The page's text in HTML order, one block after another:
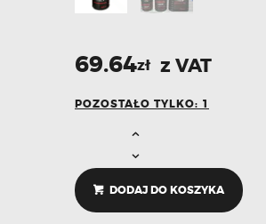
69.64zł z VAT
POZOSTAŁO TYLKO: 1
DODAJ DO KOSZYKA